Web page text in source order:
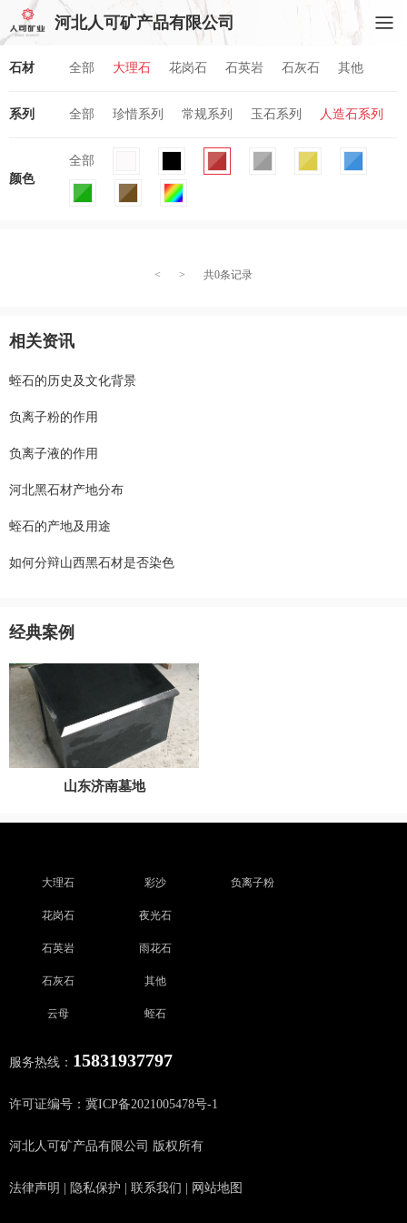
河北人可矿产品有限公司
石材 全部 大理石 花岗石 石英岩 石灰石 其他
系列 全部 珍惜系列 常规系列 玉石系列 人造石系列
颜色
全部
< > 共0条记录
相关资讯
蛭石的历史及文化背景
负离子粉的作用
负离子液的作用
河北黑石材产地分布
蛭石的产地及用途
如何分辩山西黑石材是否染色
经典案例
山东济南墓地
法律声明 隐私保护 联系我们 网站地图
河北人可矿产品有限公司 版权所有
许可证编号：冀ICP备2021005478号-1
服务热线： 15831937797
大理石
花岗石
石英岩
石灰石
云母
彩沙
夜光石
雨花石
其他
蛭石
负离子粉